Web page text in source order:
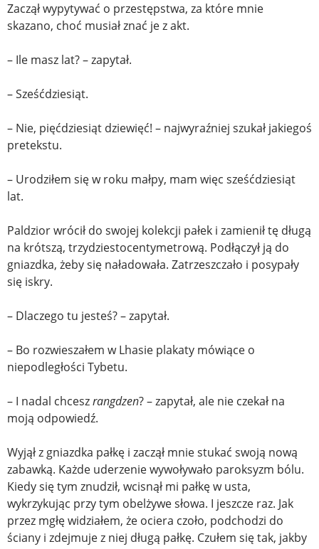
Zaczął wypytywać o przestępstwa, za które mnie
skazano, choć musiał znać je z akt.
– Ile masz lat? – zapytał.
– Sześćdziesiąt.
– Nie, pięćdziesiąt dziewięć! – najwyraźniej szukał jakiegoś
pretekstu.
– Urodziłem się w roku małpy, mam więc sześćdziesiąt
lat.
Paldzior wrócił do swojej kolekcji pałek i zamienił tę długą
na krótszą, trzydziestocentymetrową. Podłączył ją do
gniazdka, żeby się naładowała. Zatrzeszczało i posypały
się iskry.
– Dlaczego tu jesteś? – zapytał.
– Bo rozwieszałem w Lhasie plakaty mówiące o
niepodległości Tybetu.
– I nadal chceszrangdzen? – zapytał, ale nie czekał na
moją odpowiedź.
Wyjął z gniazdka pałkę i zaczął mnie stukać swoją nową
zabawką. Każde uderzenie wywoływało paroksyzm bólu.
Kiedy się tym znudził, wcisnął mi pałkę w usta,
wykrzykując przy tym obelżywe słowa. I jeszcze raz. Jak
przez mgłę widziałem, że ociera czoło, podchodzi do
ściany i zdejmuje z niej długą pałkę. Czułem się tak, jakby